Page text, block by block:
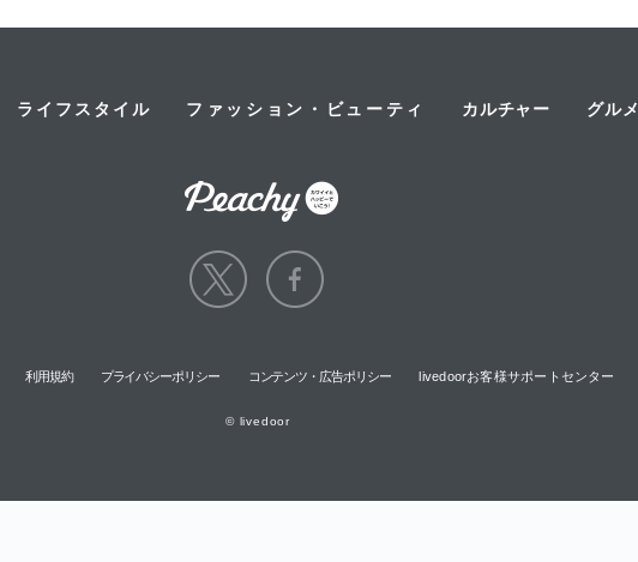
ライフスタイル ファッション・ビューティ カルチャー グルメ
利用規約 プライバシーポリシー コンテンツ・広告ポリシー livedoorお客様サポートセンター
© livedoor